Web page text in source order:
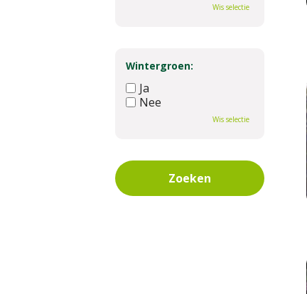
Wis selectie
Wintergroen:
Ja
Nee
Wis selectie